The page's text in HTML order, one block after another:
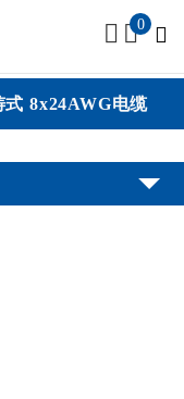
0
式 8x24AWG电缆